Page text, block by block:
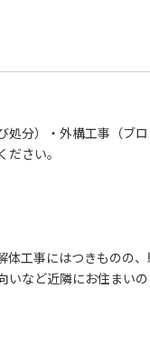
分）・外構工事（ブ
さい。
工事にはつきものの
など近隣にお住まいの